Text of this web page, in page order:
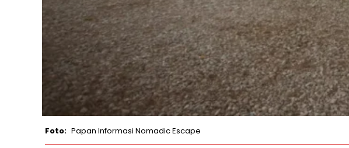
Papan Informasi Nomadic Escape